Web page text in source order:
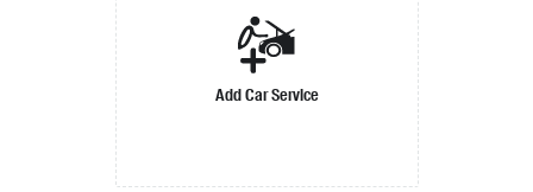
Add Car Service